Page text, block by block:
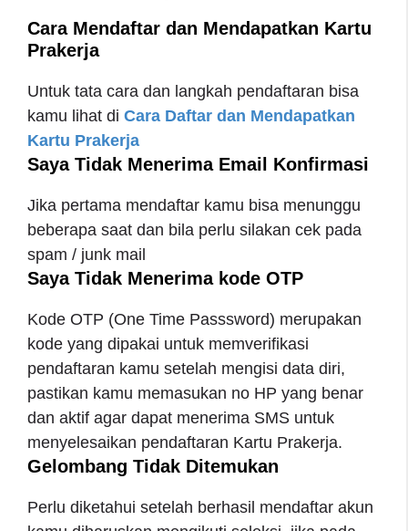
Cara Mendaftar dan Mendapatkan Kartu
Prakerja
Untuk tata cara dan langkah pendaftaran bisa
kamu lihat di Cara Daftar dan Mendapatkan
Kartu Prakerja
Saya Tidak Menerima Email Konfirmasi
Jika pertama mendaftar kamu bisa menunggu
beberapa saat dan bila perlu silakan cek pada
spam / junk mail
Saya Tidak Menerima kode OTP
Kode OTP (One Time Passsword) merupakan
kode yang dipakai untuk memverifikasi
pendaftaran kamu setelah mengisi data diri,
pastikan kamu memasukan no HP yang benar
dan aktif agar dapat menerima SMS untuk
menyelesaikan pendaftaran Kartu Prakerja.
Gelombang Tidak Ditemukan
Perlu diketahui setelah berhasil mendaftar akun